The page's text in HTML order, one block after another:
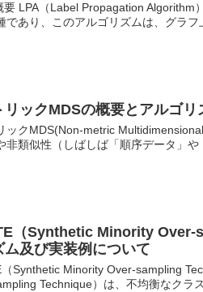
要 LPA（Label Propagation
であり、このアルゴリズムは、グラ
リックMDSの概要とアルゴリ
ックMDS(Non-metric
非類似性（しばしば「順序データ」
（Synthetic Minority Over-
ム及び実装例について
Synthetic Minority Over-sampling
Technique）は、不均衡なクラ